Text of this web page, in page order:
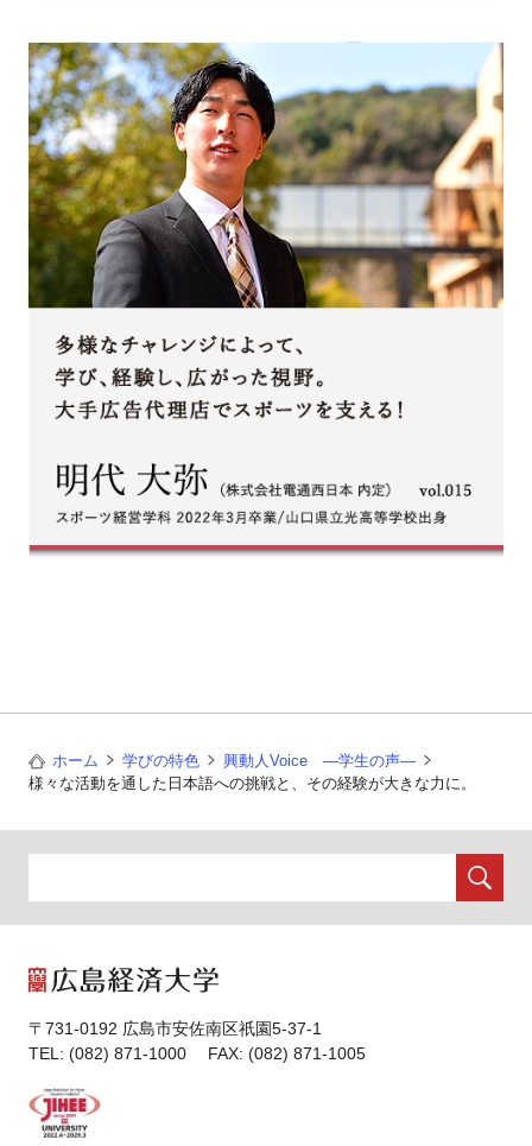
ホーム 学びの特色
興動人Voice —学生の声—
様々な活動を通した日本語への挑戦と、その経験が大きな力に。
〒731-0192 広島市安佐南区祇園5-37-1
TEL: (082) 871-1000 FAX: (082) 871-1005